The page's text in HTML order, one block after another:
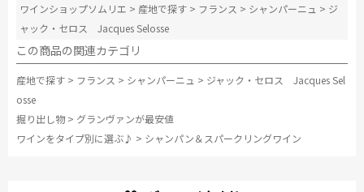
ワインショップソムリエ > 産地で探す > フランス > シャンパーニュ > ジ
ャック・セロス Jacques Selosse
この商品の関連カテゴリ
産地で探す > フランス > シャンパーニュ > ジャック・セロス Jacques Sel
osse
掘り出し物 > グランヴァンが最安値
ワインをタイプ別に選ぶ♪ > シャンパン＆スパークリングワイン